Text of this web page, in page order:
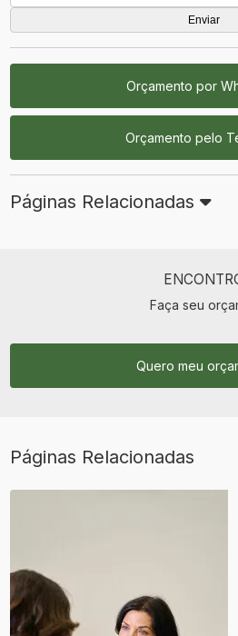
Orçamento por
Orçamento pelo
Páginas Relacionadas
Faça seu
Quero meu
Páginas Relacionadas